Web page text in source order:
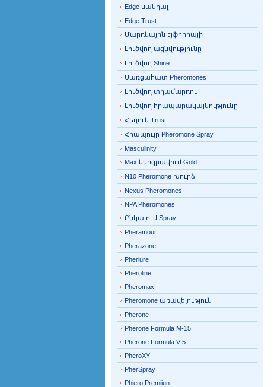
Edge սանդալ
Edge Trust
Մարդկային էյֆորիայի
Լուծվող ազնվությունը
Լուծվող Shine
Սառցահատ Pheromones
Լուծվող տղամարդու
Լուծվող հրապարակայնությունը
Հեղուկ Trust
Հրապույր Pheromone Spray
Masculinity
Max ներգրավում Gold
N10 Pheromone խուրձ
Nexus Pheromones
NPA Pheromones
Ընկալում Spray
Pheramour
Pherazone
Pherlure
Pheroline
Pheromax
Pheromone առավելություն
Pherone
Pherone Formula M-15
Pherone Formula V-5
PheroXY
PherSpray
Phiero Premiiun